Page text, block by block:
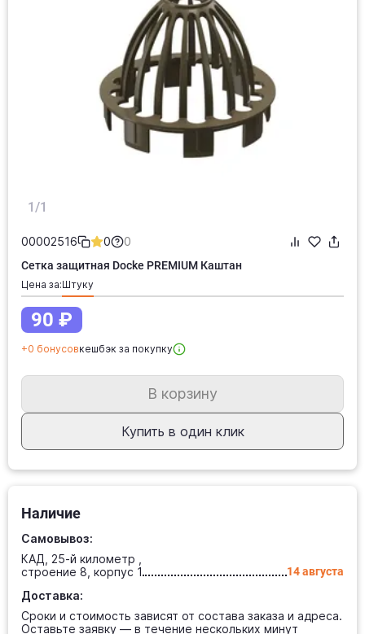
1/1
00002516 0 0
Сетка защитная Docke PREMIUM Каштан
Цена за: штуку
90 ₽
+0 бонусовкешбэк за покупку
В корзину
Купить в один клик
Наличие
Самовывоз:
КАД, 25-й километр ,
строение 8, корпус 1
14 августа
Доставка:
Сроки и стоимость зависят от состава заказа и адреса.
Оставьте заявку — в течение нескольких минут